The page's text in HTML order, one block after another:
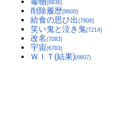
(8836)
削除履歴(8600)
給食の思ひ出(7806)
笑い鬼と泣き鬼(7214)
改名(7083)
宇宙(6783)
ＷＩＴ(結果)(6607)